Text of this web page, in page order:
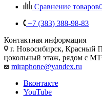
Сравнение товаров
+7 (383) 388-98-83
Контактная информация
г. Новосибирск, Красный
цокольный этаж, рядом с
miraphone@yandex.ru
Вконтакте
YouTube